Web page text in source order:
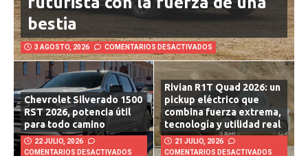
futurista con la fuerza de una
bestia
3 AGOSTO, 2026 COMENTARIOS DESACTIVADOS
Chevrolet Silverado 1500
RST 2026, potencia útil
para todo camino
22 JULIO, 2026
Rivian R1T Quad 2026: un
pickup eléctrico que
combina fuerza extrema,
tecnología y utilidad real
21 JULIO, 2026